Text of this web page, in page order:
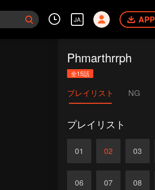
JA APP
Phmarthrrph
全15話
プレイリスト NG
プレイリスト
01 02 03
06 07 08